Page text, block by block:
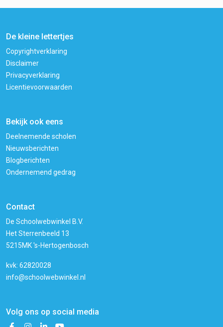
De kleine lettertjes
Copyrightverklaring
Disclaimer
Privacyverklaring
Licentievoorwaarden
Bekijk ook eens
Deelnemende scholen
Nieuwsberichten
Blogberichten
Ondernemend gedrag
Contact
De Schoolwebwinkel B.V.
Het Sterrenbeeld 13
5215MK 's-Hertogenbosch
kvk: 62820028
info@schoolwebwinkel.nl
Volg ons op social media